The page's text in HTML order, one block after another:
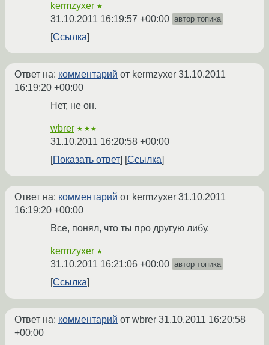
kermzyxer ★
31.10.2011 16:19:57 +00:00 автор топика
Ссылка
Ответ на: комментарий от kermzyxer 31.10.2011
16:19:20 +00:00
Нет, не он.
wbrer ★★★
31.10.2011 16:20:58 +00:00
Показать ответ
Ссылка
Ответ на: комментарий от kermzyxer 31.10.2011
16:19:20 +00:00
Все, понял, что ты про другую либу.
kermzyxer ★
31.10.2011 16:21:06 +00:00 автор топика
Ссылка
Ответ на: комментарий от wbrer 31.10.2011 16:20:58
+00:00